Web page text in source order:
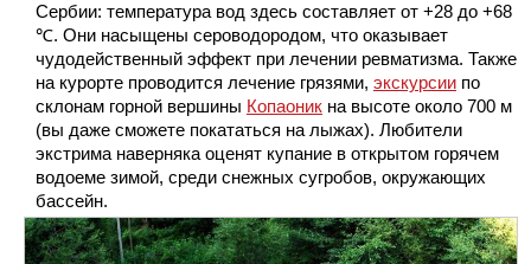
Сербии: температура вод здесь составляет от +28 до +68
℃. Они насыщены сероводородом, что оказывает
чудодейственный эффект при лечении ревматизма. Также
на курорте проводится лечение грязями, экскурсии по
склонам горной вершины Копаоник на высоте около 700 м
(вы даже сможете покататься на лыжах). Любители
экстрима наверняка оценят купание в открытом горячем
водоеме зимой, среди снежных сугробов, окружающих
бассейн.